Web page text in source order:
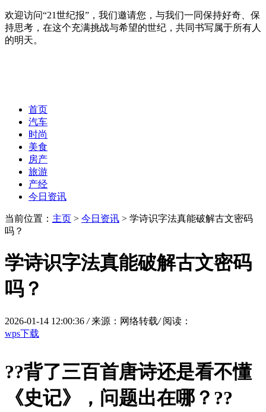
欢迎访问“21世纪报”，我们邀请您，与我们一同保持好奇、保
持思考，在这个充满挑战与希望的世纪，共同书写属于所有人
的明天。
首页
汽车
时尚
美食
房产
旅游
产经
今日资讯
当前位置： 主页 > 今日资讯 > 学诗识字法真能破解古文密码
吗？
学诗识字法真能破解古文密码
吗？
2026-01-14 12:00:36 / 来源：网络转载/ 阅读：
wps下载
??背了三百首唐诗还是看不懂
《史记》，问题出在哪？??